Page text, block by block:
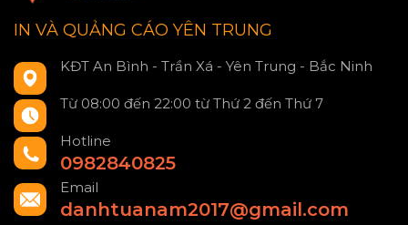
IN VÀ QUẢNG CÁO YÊN TRUNG
KĐT An Bình - Trần Xá - Yên Trung - Bắc Ninh
Từ 08:00 đến 22:00 từ Thứ 2 đến Thứ 7
Hotline
0982840825
Email
danhtuanam2017@gmail.com